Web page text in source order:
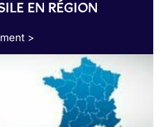
EN RÉGION
>